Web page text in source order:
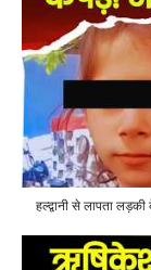
हल्द्वानी से लापता